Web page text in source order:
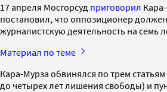
17 апреля Мосгорсуд приговорил
постановил, что оппозиционер
журналистскую деятельность на семь
Материал по теме
Кара-Мурза обвинялся по трем
до четырех лет лишения свободы) и